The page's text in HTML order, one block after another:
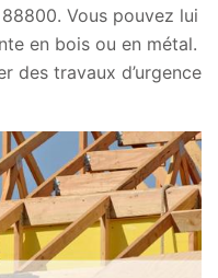
Vous pouvez lui
en bois ou en métal.
des travaux d’urgence